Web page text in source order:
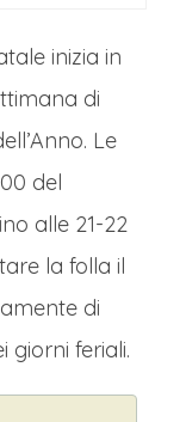
alle
e
unica
acque del
Pilatus
da
inizia in
di
Le
del
alle 21-22
la folla il
di
giorni feriali.